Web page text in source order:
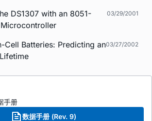
DS1307 with an 8051-
03/29/2001
Cell Batteries: Predicting an03/27/2002
手册
数据手册 (Rev. 9)